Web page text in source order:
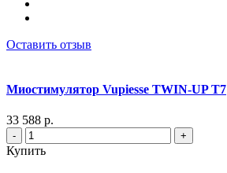
Оставить отзыв
Миостимулятор Vupiesse TWIN-UP T7
33 588 р.
- +
Купить